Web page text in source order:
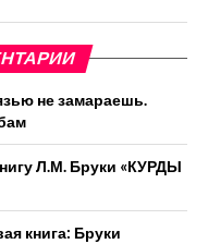
не замараешь.
Л.М. Бруки «КУРДЫ
книга: Бруки